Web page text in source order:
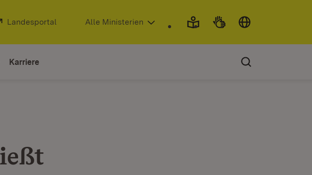
Extern:
Landesportal (Öffnet in neuem Fenster)
Alle Ministerien
Karriere